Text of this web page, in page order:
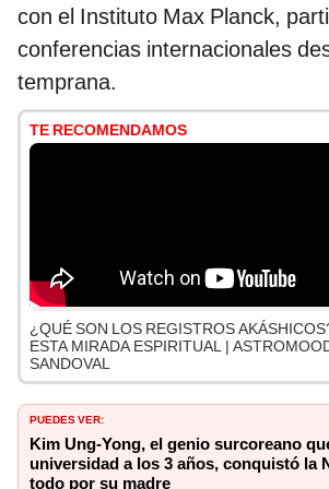
con el Instituto Max Planck,
conferencias internacionales
temprana.
TE RECOMENDAMOS
¿QUÉ SON LOS REGISTROS
ESTA MIRADA ESPIRITUAL |
SANDOVAL
PUEDES VER:
Kim Ung-Yong, el genio surcoreano
universidad a los 3 años, conquistó la
todo por su madre